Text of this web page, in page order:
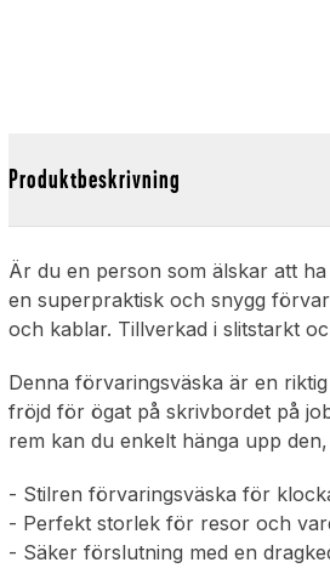
Produktbeskrivning
Är du en person som älskar att
en superpraktisk och snygg
och kablar. Tillverkad i slitstarkt
Denna förvaringsväska är en
fröjd för ögat på skrivbordet på
rem kan du enkelt hänga upp
- Stilren förvaringsväska för
- Perfekt storlek för resor och
- Säker förslutning med en